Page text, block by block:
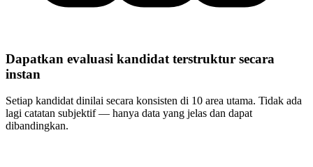
Dapatkan evaluasi kandidat terstruktur secara
instan
Setiap kandidat dinilai secara konsisten di 10 area utama. Tidak ada
lagi catatan subjektif — hanya data yang jelas dan dapat
dibandingkan.